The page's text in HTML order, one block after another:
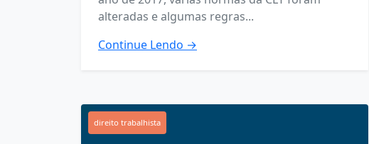
alteradas e algumas regras...
Continue Lendo →
direito trabalhista